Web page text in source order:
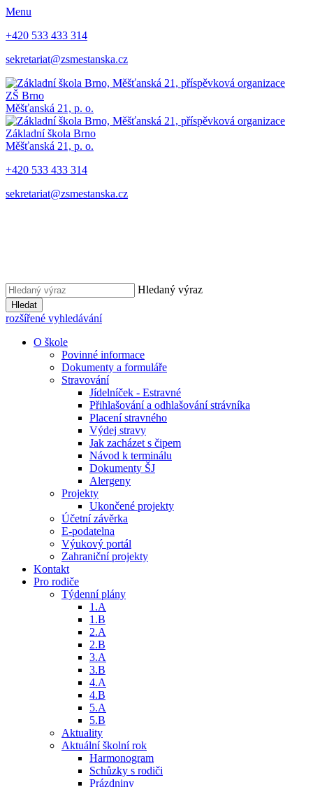
Menu
+420 533 433 314
sekretariat@zsmestanska.cz
ZŠ Brno
Měšťanská 21, p. o.
Základní škola Brno
Měšťanská 21, p. o.
+420 533 433 314
sekretariat@zsmestanska.cz
Hledaný výraz
Hledat
rozšířené vyhledávání
O škole
Povinné informace
Dokumenty a formuláře
Stravování
Jídelníček - Estravné
Přihlašování a odhlašování strávníka
Placení stravného
Výdej stravy
Jak zacházet s čipem
Návod k terminálu
Dokumenty ŠJ
Alergeny
Projekty
Ukončené projekty
Účetní závěrka
E-podatelna
Výukový portál
Zahraniční projekty
Kontakt
Pro rodiče
Týdenní plány
1.A
1.B
2.A
2.B
3.A
3.B
4.A
4.B
5.A
5.B
Aktuality
Aktuální školní rok
Harmonogram
Schůzky s rodiči
Prázdniny